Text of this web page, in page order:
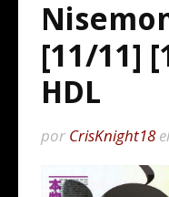
[11/11]
HDL
por CrisKnight18